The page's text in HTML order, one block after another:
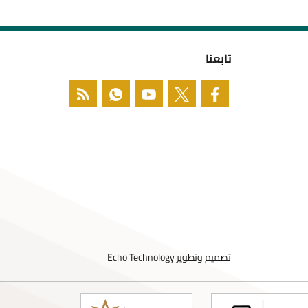
تابعنا
تصميم وتطويرEcho Technology